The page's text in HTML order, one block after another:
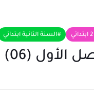
السنة الثانية ابتدائي